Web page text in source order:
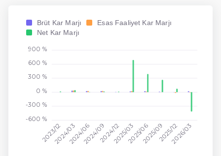
Brüt Kar Marjı
Esas Faaliyet Kar Marjı
Net Kar Marjı
2023/122024/032024/062024/092024/122025/032025/062025/092025/122026/03
900 %
600 %
300 %
0 %
-300 %
-600 %